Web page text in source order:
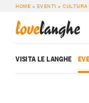
HOME » EVENTI »CULTURA
lovelanghe
VISITA LE LANGHE